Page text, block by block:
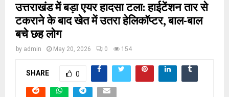
उत्तराखंड में बड़ा एयर हादसा टला: हाईटेंशन तार से
टकराने के बाद खेत में उतरा हेलिकॉप्टर, बाल-बाल
बचे छह लोग
by admin May 20, 2026 0 154
SHARE 0